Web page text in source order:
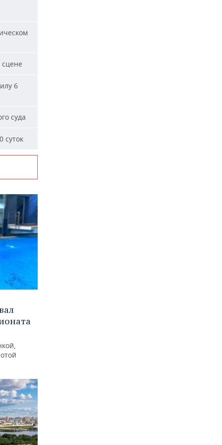
6
суда
суток